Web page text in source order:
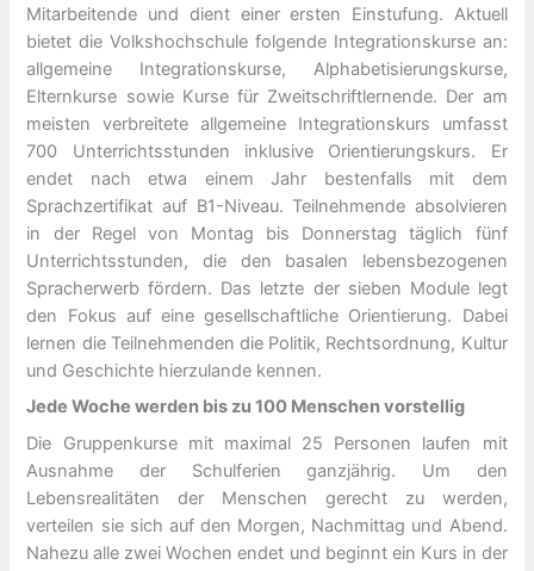
Mitarbeitende und dient einer ersten Einstufung. Aktuell
bietet die Volkshochschule folgende Integrationskurse an:
allgemeine Integrationskurse, Alphabetisierungskurse,
Elternkurse sowie Kurse für Zweitschriftlernende. Der am
meisten verbreitete allgemeine Integrationskurs umfasst
700 Unterrichtsstunden inklusive Orientierungskurs. Er
endet nach etwa einem Jahr bestenfalls mit dem
Sprachzertifikat auf B1-Niveau. Teilnehmende absolvieren
in der Regel von Montag bis Donnerstag täglich fünf
Unterrichtsstunden, die den basalen lebensbezogenen
Spracherwerb fördern. Das letzte der sieben Module legt
den Fokus auf eine gesellschaftliche Orientierung. Dabei
lernen die Teilnehmenden die Politik, Rechtsordnung, Kultur
und Geschichte hierzulande kennen.
Jede Woche werden bis zu 100 Menschen vorstellig
Die Gruppenkurse mit maximal 25 Personen laufen mit
Ausnahme der Schulferien ganzjährig. Um den
Lebensrealitäten der Menschen gerecht zu werden,
verteilen sie sich auf den Morgen, Nachmittag und Abend.
Nahezu alle zwei Wochen endet und beginnt ein Kurs in der